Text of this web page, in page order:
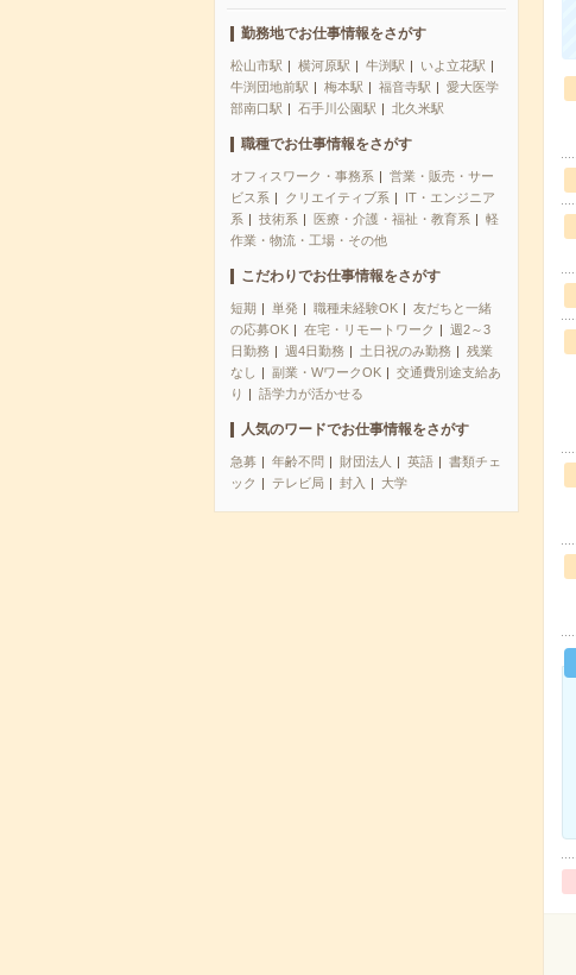
勤務地でお仕事情報をさがす
松山市駅 横河原駅 牛渕駅
いよ立花駅
牛渕団地前駅
梅本駅 福音寺駅
愛大医学
部南口駅
石手川公園駅 北久米駅
職種でお仕事情報をさがす
オフィスワーク・事務系
営業・販売・サー
ビス系
クリエイティブ系
IT・エンジニア
系
技術系 医療・介護・福祉・教育系
軽
作業・物流・工場・その他
こだわりでお仕事情報をさがす
短期 単発 職種未経験OK
友だちと一緒
の応募OK
在宅・リモートワーク
週2～3
日勤務
週4日勤務 土日祝のみ勤務
残業
なし
副業・WワークOK
交通費別途支給あ
り
語学力が活かせる
人気のワードでお仕事情報をさがす
急募 年齢不問 財団法人 英語
書類チェ
ック
テレビ局 封入 大学